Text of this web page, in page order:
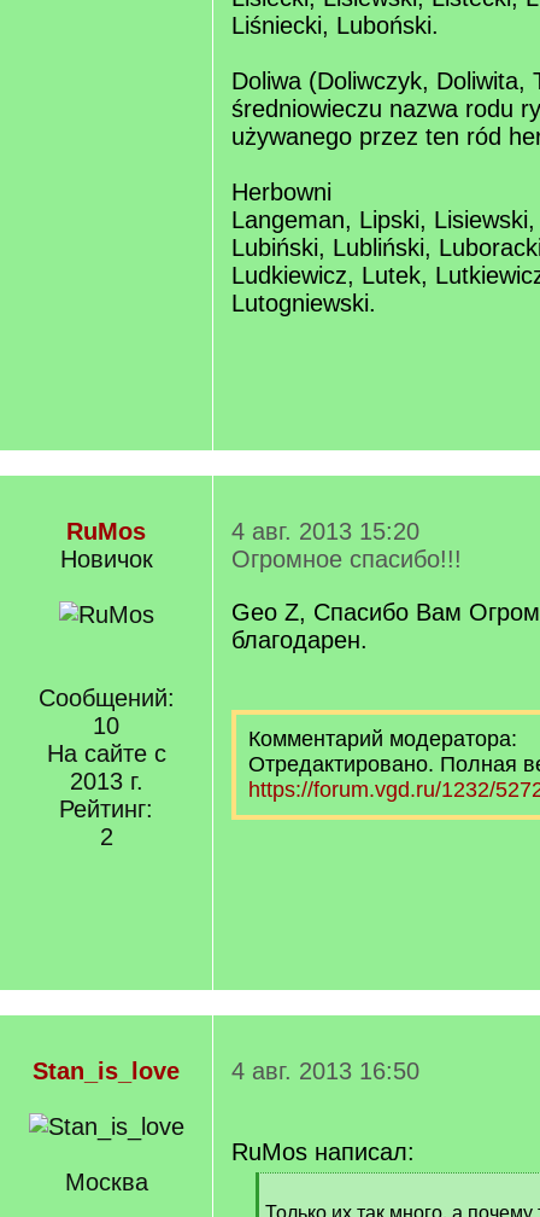
Liśniecki, Luboński.
Doliwa (Doliwczyk, Doliwita,
średniowieczu nazwa rodu
używanego przez ten ród
Herbowni
Langeman, Lipski,
Lubiński, Lubliński,
Ludkiewicz, Lutek,
Lutogniewski.
RuMos
Новичок
Сообщений:
10
На сайте с
2013 г.
Рейтинг:
2
4 авг. 2013 15:20
Огромное спасибо!!!
Geo Z, Спасибо Вам
благодарен.
Комментарий модератора:
Отредактировано. Полная
https://forum.vgd.ru/1232/
Stan_is_love
Москва
4 авг. 2013 16:50
RuMos написал:
q
Только их так много, а